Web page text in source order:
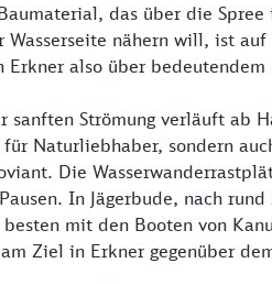
das über die
nähern will, ist
Erkner also über bedeutendem
Strömung verläuft ab
Naturliebhaber, sondern
Die
In Jägerbude, nach
mit den Booten von
Ziel in Erkner gegenüber